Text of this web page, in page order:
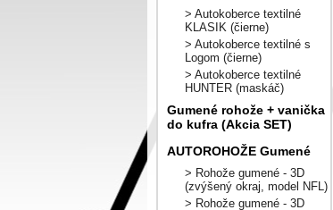
> Autokoberce textilné
KLASIK (čierne)
> Autokoberce textilné s
Logom (čierne)
> Autokoberce textilné
HUNTER (maskáč)
Gumené rohože + vanička
do kufra (Akcia SET)
AUTOROHOŽE Gumené
> Rohože gumené - 3D
(zvýšený okraj, model NFL)
> Rohože gumené - 3D